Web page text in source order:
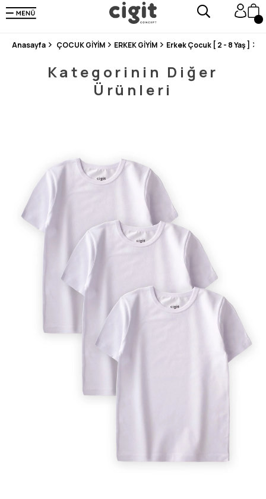
250.000'DEN FAZLA DEĞERLENDİRMEDE 5 ÜZERİNDEN 4.8 PUAN ALDI ⭐⭐⭐⭐⭐
3 MİLYONDAN FAZLA MUTLU MÜŞTERİ ❤️ 10 MİLYON ÜRÜN
Anasayfa ÇOCUK GİYİM ERKEK GİYİM Erkek Çocuk [ 2 - 8 Yaş ]
Kategorinin Diğer
Ürünleri